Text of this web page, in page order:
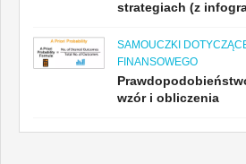
strategiach (z
SAMOUCZKI
FINANSOWEGO
wzór i obliczenia